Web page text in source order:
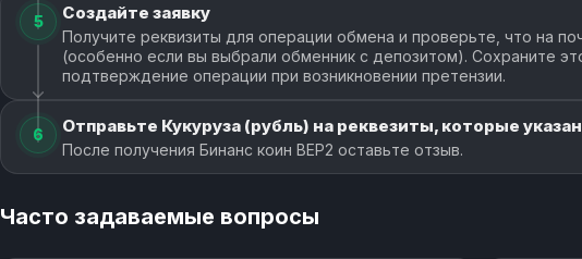
5 Создайте заявку
Получите реквизиты для операции обмена и проверьте, что на
(особенно если вы выбрали обменник с депозитом). Сохраните
подтверждение операции при возникновении претензии.
6 Отправьте Кукуруза (рубль) на реквезиты, которые
После получения Бинанс коин BEP2 оставьте отзыв.
Часто задаваемые вопросы